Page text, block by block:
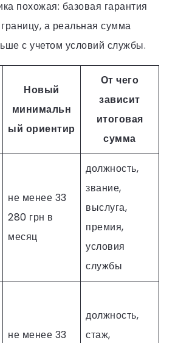
похожая: базовая гарантия
а реальная сумма
с учетом условий службы.
Новый
минимальн
ый ориентир
От чего
зависит
итоговая
сумма
не менее 33
280 грн в
месяц
должность,
звание,
выслуга,
премия,
условия
службы
не менее 33
должность,
стаж,